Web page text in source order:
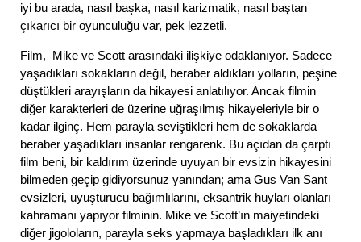
iyi bu arada, nasıl başka, nasıl karizmatik, nasıl baştan
çıkarıcı bir oyunculuğu var, pek lezzetli.
Film, Mike ve Scott arasındaki ilişkiye odaklanıyor. Sadece
yaşadıkları sokakların değil, beraber aldıkları yolların, peşine
düştükleri arayışların da hikayesi anlatılıyor. Ancak filmin
diğer karakterleri de üzerine uğraşılmış hikayeleriyle bir o
kadar ilginç. Hem parayla seviştikleri hem de sokaklarda
beraber yaşadıkları insanlar rengarenk. Bu açıdan da çarptı
film beni, bir kaldırım üzerinde uyuyan bir evsizin hikayesini
bilmeden geçip gidiyorsunuz yanından; ama Gus Van Sant
evsizleri, uyuşturucu bağımlılarını, eksantrik huyları olanları
kahramanı yapıyor filminin. Mike ve Scott’ın maiyetindeki
diğer jigoloların, parayla seks yapmaya başladıkları ilk anı